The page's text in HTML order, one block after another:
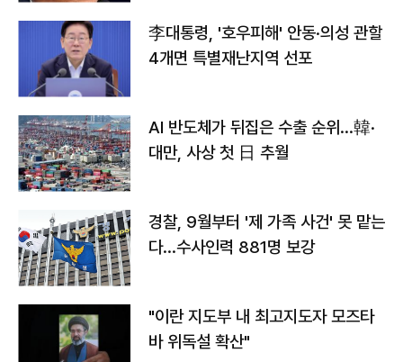
李대통령, '호우피해' 안동·의성 관할
4개면 특별재난지역 선포
AI 반도체가 뒤집은 수출 순위…韓·
대만, 사상 첫 日 추월
경찰, 9월부터 '제 가족 사건' 못 맡는
다…수사인력 881명 보강
"이란 지도부 내 최고지도자 모즈타
바 위독설 확산"